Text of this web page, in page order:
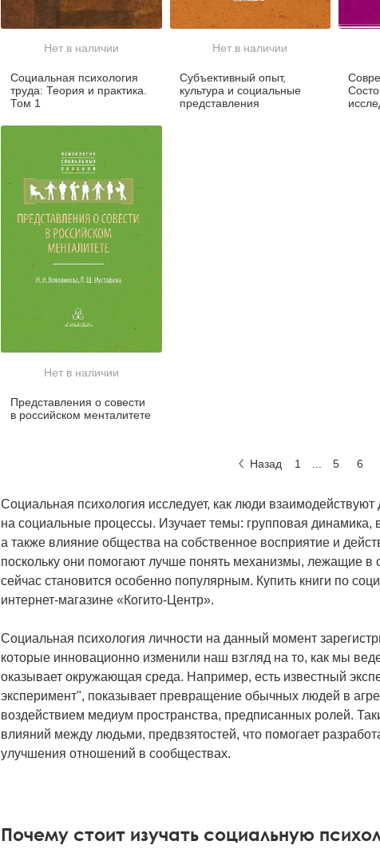
Нет в наличии
Социальная психология
труда: Теория и практика.
Том 1
Нет в наличии
Субъективный опыт,
культура и социальные
представления
Нет в наличии
Представления о совести
в российском менталитете
Назад 1 5 6
Социальная психология исследует, как люди
на социальные процессы. Изучает темы: групповая
а также влияние общества на собственное восприятие и
поскольку они помогают лучше понять механизмы, лежащие в
сейчас становится особенно популярным. Купить книги по
интернет-магазине «Когито-Центр».
Социальная психология личности на данный момент
которые инновационно изменили наш взгляд на то, как мы
оказывает окружающая среда. Например, есть известный
эксперимент", показывает превращение обычных людей в
воздействием медиум пространства, предписанных ролей.
влияний между людьми, предвзятостей, что помогает
улучшения отношений в сообществах.
Почему стоит изучать социальную